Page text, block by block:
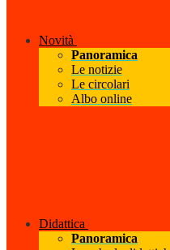
Novità
Panoramica
Le notizie
Le circolari
Albo online
Didattica
Panoramica